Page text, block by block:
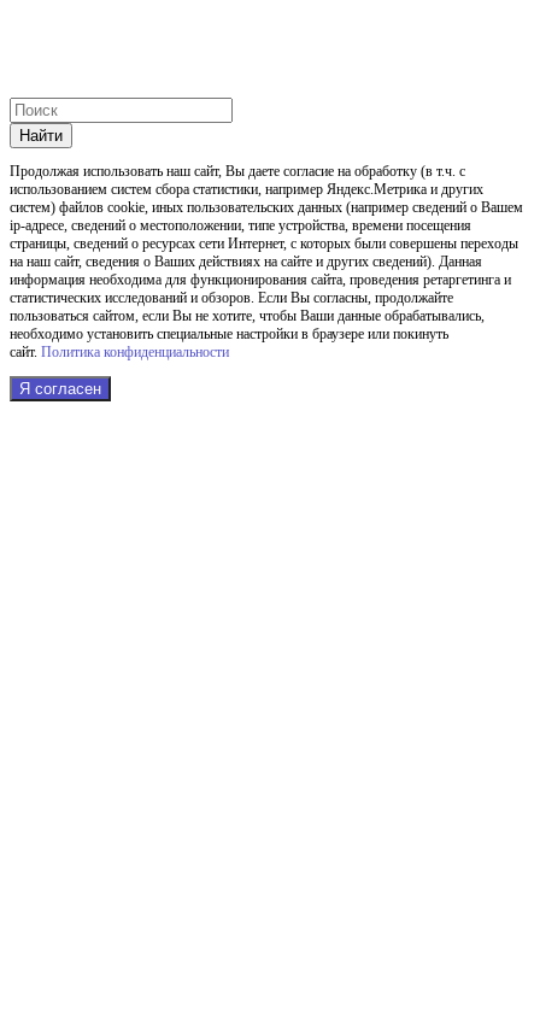
Найти
Продолжая использовать наш cайт, Вы даете согласие на обработку (в т.ч. с
использованием систем сбора статистики, например Яндекс.Метрика и других
систем) файлов cookie, иных пользовательских данных (например сведений о Вашем
ip-адресе, сведений о местоположении, типе устройства, времени посещения
страницы, сведений о ресурсах сети Интернет, с которых были совершены переходы
на наш сайт, сведения о Ваших действиях на сайте и других сведений). Данная
информация необходима для функционирования сайта, проведения ретаргетинга и
статистических исследований и обзоров. Если Вы согласны, продолжайте
пользоваться сайтом, если Вы не хотите, чтобы Ваши данные обрабатывались,
необходимо установить специальные настройки в браузере или покинуть
сайт. Политика конфиденциальности
Я согласен